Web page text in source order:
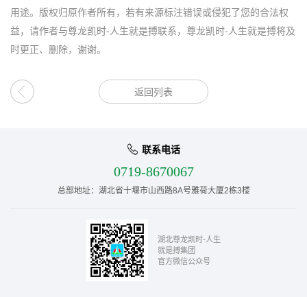
用途。版权归原作者所有，若有来源标注错误或侵犯了您的合法权
益，请作者与尊龙凯时-人生就是搏联系，尊龙凯时-人生就是搏将及
时更正、删除，谢谢。
返回列表
联系电话
0719-8670067
总部地址：湖北省十堰市山西路8A号雅荷大厦2栋3楼
湖北尊龙凯时-人生
就是搏集团
官方微信公众号